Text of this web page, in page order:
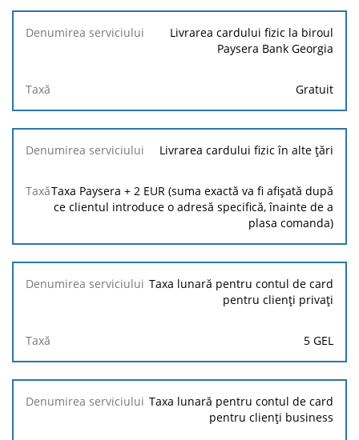
Livrarea cardului fizic la biroul
Paysera Bank Georgia
Gratuit
Livrarea cardului fizic în alte țări
Taxa Paysera + 2 EUR (suma exactă va fi afișată după
ce clientul introduce o adresă specifică, înainte de a
plasa comanda)
Taxa lunară pentru contul de card
pentru clienți privați
5 GEL
Taxa lunară pentru contul de card
pentru clienți business